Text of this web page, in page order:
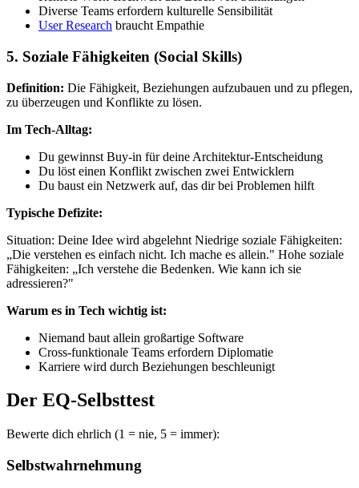
Diverse Teams erfordern kulturelle Sensibilität
User Research braucht Empathie
5. Soziale Fähigkeiten (Social Skills)
Definition: Die Fähigkeit, Beziehungen aufzubauen und zu pflegen,
zu überzeugen und Konflikte zu lösen.
Im Tech-Alltag:
Du gewinnst Buy-in für deine Architektur-Entscheidung
Du löst einen Konflikt zwischen zwei Entwicklern
Du baust ein Netzwerk auf, das dir bei Problemen hilft
Typische Defizite:
Situation: Deine Idee wird abgelehnt Niedrige soziale Fähigkeiten:
„Die verstehen es einfach nicht. Ich mache es allein." Hohe soziale
Fähigkeiten: „Ich verstehe die Bedenken. Wie kann ich sie
adressieren?"
Warum es in Tech wichtig ist:
Niemand baut allein großartige Software
Cross-funktionale Teams erfordern Diplomatie
Karriere wird durch Beziehungen beschleunigt
Der EQ-Selbsttest
Bewerte dich ehrlich (1 = nie, 5 = immer):
Selbstwahrnehmung